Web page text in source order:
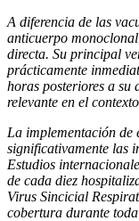
A diferencia de las
anticuerpo
directa. Su principal
prácticamente
horas posteriores a su
relevante en el
La implementación de
significativamente las
Estudios
de cada diez
Virus Sincicial
cobertura durante